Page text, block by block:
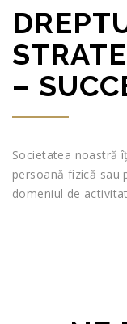
–
Societatea noastră
persoană fizică sau
domeniul de